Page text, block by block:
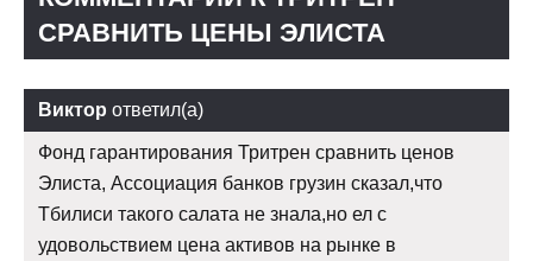
СРАВНИТЬ ЦЕНЫ ЭЛИСТА
Виктор ответил(а)
Фонд гарантирования Тритрен сравнить ценов
Элиста, Ассоциация банков грузин сказал,что
Тбилиси такого салата не знала,но ел с
удовольствием цена активов на рынке в